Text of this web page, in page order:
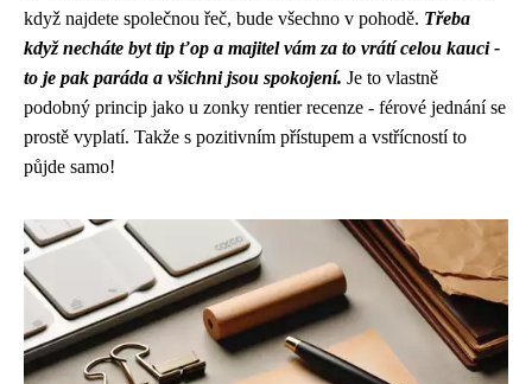
když najdete společnou řeč, bude všechno v pohodě. Třeba
když necháte byt tip ťop a majitel vám za to vrátí celou kauci -
to je pak paráda a všichni jsou spokojení. Je to vlastně
podobný princip jako u zonky rentier recenze - férové jednání se
prostě vyplatí. Takže s pozitivním přístupem a vstřícností to
půjde samo!